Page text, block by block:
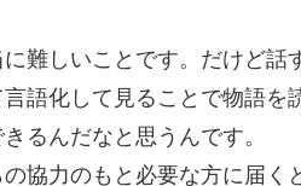
難しいことです。だけど話
語化して見ることで物語を
るんだなと思うんです。
協力のもと必要な方に届く